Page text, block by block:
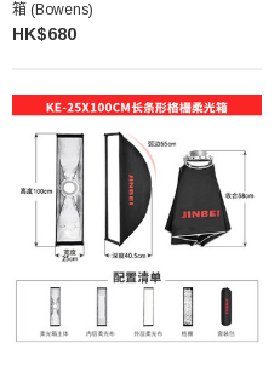
箱 (Bowens)
HK$680